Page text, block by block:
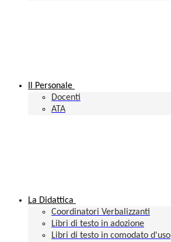
Il Personale
Docenti
ATA
La Didattica
Coordinatori Verbalizzanti
Libri di testo in adozione
Libri di testo in comodato d'uso